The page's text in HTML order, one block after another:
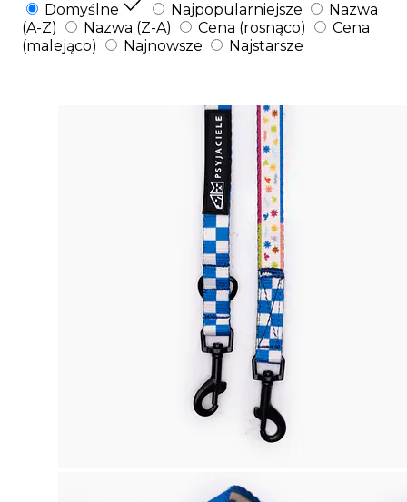
Domyślne Najpopularniejsze
Nazwa
(A-Z)
Nazwa (Z-A) Cena (rosnąco)
Cena
(malejąco)
Najnowsze Najstarsze